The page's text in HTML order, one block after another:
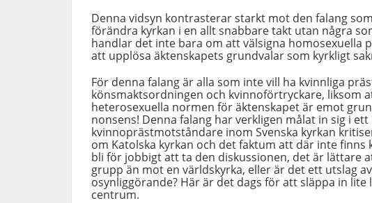
Denna vidsyn kontrasterar starkt mot den falang
förändra kyrkan i en allt snabbare takt utan några
handlar det inte bara om att välsigna homosexuella
att upplösa äktenskapets grundvalar som kyrkligt
För denna falang är alla som inte vill ha kvinnliga
könsmaktsordningen och kvinnoförtryckare, liksom
heterosexuella normen för äktenskapet är emot
nonsens! Denna falang har verkligen målat in sig i
kvinnoprästmotståndare inom Svenska kyrkan
om Katolska kyrkan och det faktum att där inte
bli för jobbigt att ta den diskussionen, det är lättare
grupp än mot en världskyrka, eller är det ett utslag
osynliggörande? Här är det dags för att släppa in
centrum.